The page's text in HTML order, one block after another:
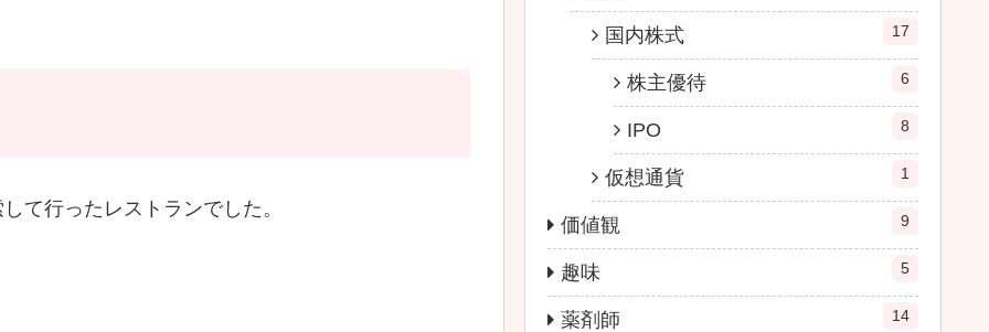
て行ったレストランでした。
国内株式 17
株主優待 6
IPO 8
仮想通貨 1
価値観 9
趣味 5
薬剤師 14